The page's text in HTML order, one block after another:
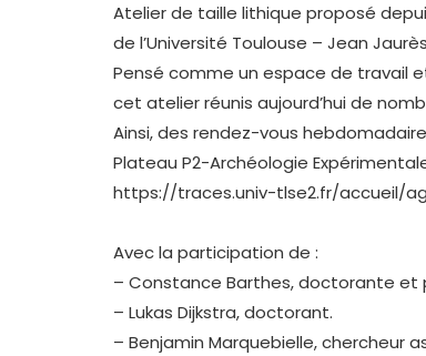
Atelier de taille lithique proposé
de l’Université Toulouse – Jean
Pensé comme un espace de travail
cet atelier réunis aujourd’hui de
Ainsi, des rendez-vous
Plateau P2-Archéologie
https://traces.univ-tlse2.fr/accueil/
Avec la participation de :
– Constance Barthes, doctorante et
– Lukas Dijkstra, doctorant.
– Benjamin Marquebielle, chercheur